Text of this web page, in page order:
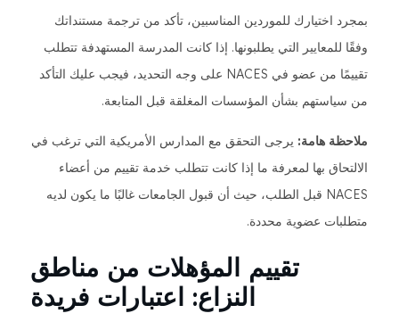
بمجرد اختيارك للموردين المناسبين، تأكد من ترجمة مستنداتك
وفقًا للمعايير التي يطلبونها. إذا كانت المدرسة المستهدفة تتطلب
تقييمًا من عضو في NACES على وجه التحديد، فيجب عليك التأكد
من سياستهم بشأن المؤسسات المغلقة قبل المتابعة.
ملاحظة هامة: يرجى التحقق مع المدارس الأمريكية التي ترغب في
الالتحاق بها لمعرفة ما إذا كانت تتطلب خدمة تقييم من أعضاء
NACES قبل الطلب، حيث أن قبول الجامعات غالبًا ما يكون لديه
متطلبات عضوية محددة.
تقييم المؤهلات من مناطق
النزاع: اعتبارات فريدة